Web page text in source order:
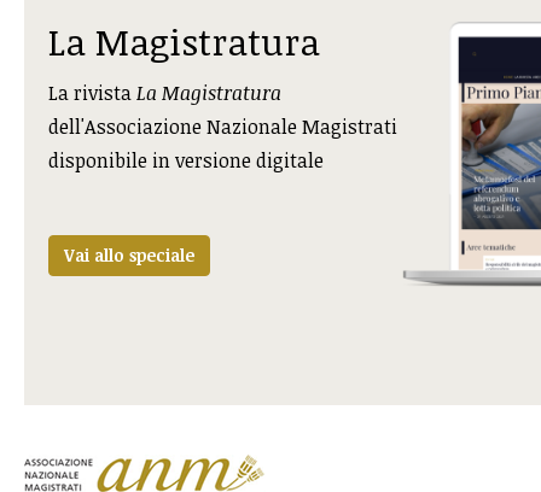
La Magistratura
La rivistaLa Magistratura
dell'Associazione Nazionale Magistrati
disponibile in versione digitale
Vai allo speciale